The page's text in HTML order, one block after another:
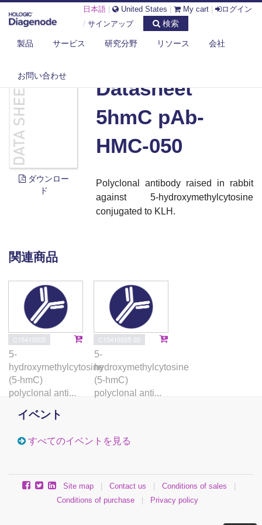
日本語 United States My cart
ログイン
/ サインアップ 検索
製品 サービス 研究分野 リソース 会社
お問い合わせ
DIAGENODE.COM DOCUMENTS DATASHEET 5HMC PAB-HMC-050
ダウンロー
ド
Datasheet
5hmC pAb-
HMC-050
Polyclonal antibody raised in rabbit
against 5-hydroxymethylcytosine
conjugated to KLH.
関連商品
C15410205
5-
hydroxymethylcytosine
(5-hmC)
polyclonal anti...
C15410205-20
5-
hydroxymethylcytosine
(5-hmC)
polyclonal anti...
イベント
すべてのイベントを見る
Site map Contact us Conditions of sales
Conditions of purchase
Privacy policy